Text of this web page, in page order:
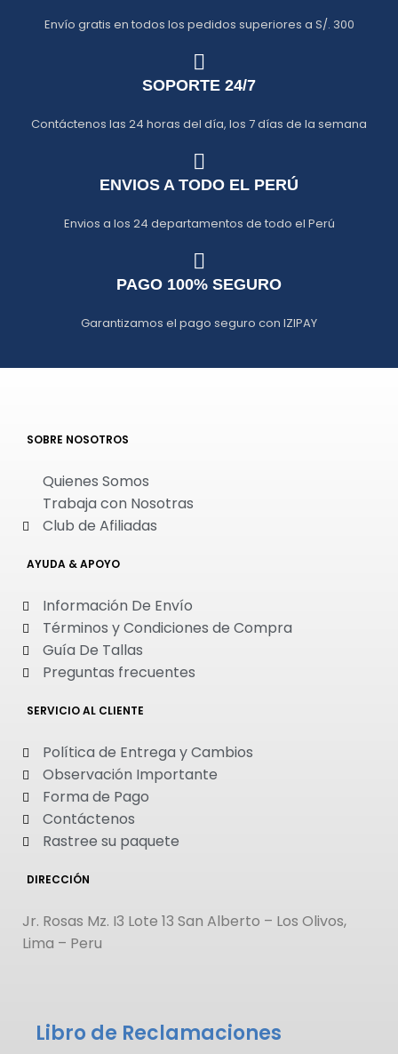
Envío gratis en todos los pedidos superiores a S/. 300
SOPORTE 24/7
Contáctenos las 24 horas del día, los 7 días de la semana
ENVIOS A TODO EL PERÚ
Envios a los 24 departamentos de todo el Perú
PAGO 100% SEGURO
Garantizamos el pago seguro con IZIPAY
SOBRE NOSOTROS
Quienes Somos
Trabaja con Nosotras
Club de Afiliadas
AYUDA & APOYO
Información De Envío
Términos y Condiciones de Compra
Guía De Tallas
Preguntas frecuentes
SERVICIO AL CLIENTE
Política de Entrega y Cambios
Observación Importante
Forma de Pago
Contáctenos
Rastree su paquete
DIRECCIÓN
Jr. Rosas Mz. I3 Lote 13 San Alberto – Los Olivos,
Lima – Peru
Libro de Reclamaciones